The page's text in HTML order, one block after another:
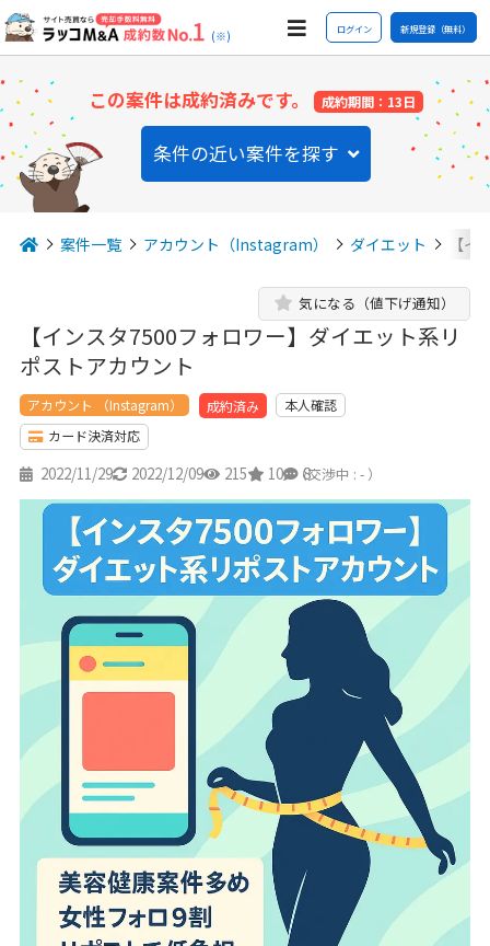
(※) ログイン 新規登録（無料）
この案件は成約済みです。 成約期間：13日
条件の近い案件を探す
案件一覧 アカウント（Instagram） ダイエット 【
【インスタ7500フォロワー】ダイエット系リ
ポストアカウント
気になる（値下げ通知）
アカウント （Instagram） 成約済み
本人確認
カード決済対応
2022/11/29 2022/12/09 215 10 8
（交渉中 : - ）